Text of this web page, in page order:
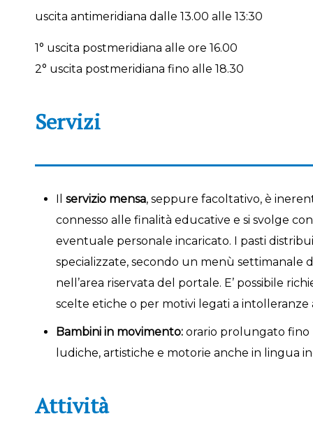
uscita antimeridiana dalle 13.00 alle 13:30
1° uscita postmeridiana alle ore 16.00
2° uscita postmeridiana fino alle 18.30
Servizi
Il servizio mensa, seppure facoltativo, è
connesso alle finalità educative e si svolge
eventuale personale incaricato. I pasti
specializzate, secondo un menù settimanale
nell’area riservata del portale. E’ possibile
scelte etiche o per motivi legati a intolleranze
Bambini in movimento:orario prolungato fino
ludiche, artistiche e motorie anche in lingua
Attività